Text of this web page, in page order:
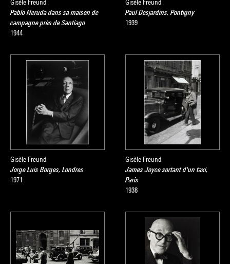
Gisèle Freund
Pablo Neruda dans sa maison de
campagne près de Santiago
1944
Gisèle Freund
Paul Desjardins, Pontigny
1939
Gisèle Freund
Jorge Luis Borges, Londres
1971
Gisèle Freund
James Joyce sortant d'un taxi,
Paris
1938